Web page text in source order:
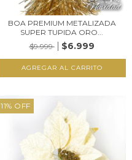
BOA PREMIUM METALIZADA
SUPER TUPIDA ORO...
$9.999
$6.999
11% OFF